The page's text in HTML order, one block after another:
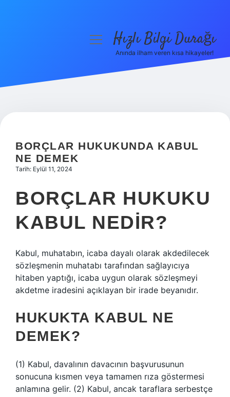
Hakkımızda
menüyüHızlı Bilgi Durağı
Anında ilham veren kısa hikayeler!
BORÇLAR HUKUKUNDA KABUL
NE DEMEK
Tarih: Eylül 11, 2024
BORÇLAR HUKUKU
KABUL NEDIR?
Kabul, muhatabın, icaba dayalı olarak akdedilecek
sözleşmenin muhatabı tarafından sağlayıcıya
hitaben yaptığı, icaba uygun olarak sözleşmeyi
akdetme iradesini açıklayan bir irade beyanıdır.
HUKUKTA KABUL NE
DEMEK?
(1) Kabul, davalının davacının başvurusunun
sonucuna kısmen veya tamamen rıza göstermesi
anlamına gelir. (2) Kabul, ancak taraflara serbestçe